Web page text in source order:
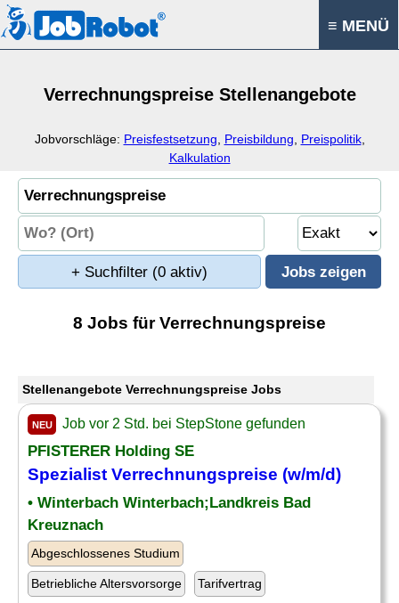
≡ MENÜ
Verrechnungspreise Stellenangebote
Jobvorschläge: Preisfestsetzung Preisbildung Preispolitik,
Kalkulation
+ Suchfilter (0 aktiv)
8 Jobs für Verrechnungspreise
Stellenangebote Verrechnungspreise Jobs
NEU Job vor 2 Std. bei StepStone gefunden
PFISTERER Holding SE
Spezialist Verrechnungspreise (w/m/d)
• Winterbach Winterbach;Landkreis Bad
Kreuznach
Abgeschlossenes Studium
Betriebliche Altersvorsorge Tarifvertrag